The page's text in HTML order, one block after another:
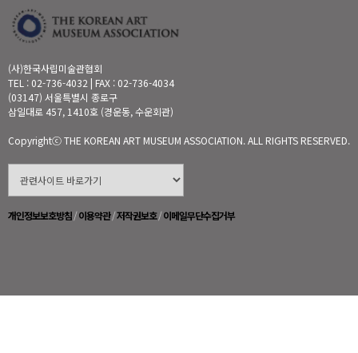
(사)한국사립미술관협회
TEL : 02-736-4032 | FAX : 02-736-4034
(03147) 서울특별시 종로구
삼일대로 457, 1410호 (경운동, 수운회관)
Copyrightⓒ THE KOREAN ART MUSEUM ASSOCIATION. ALL RIGHTS RESERVED.
개인정보보호방침/이용약관/저작권보호/이메일무단수집거부